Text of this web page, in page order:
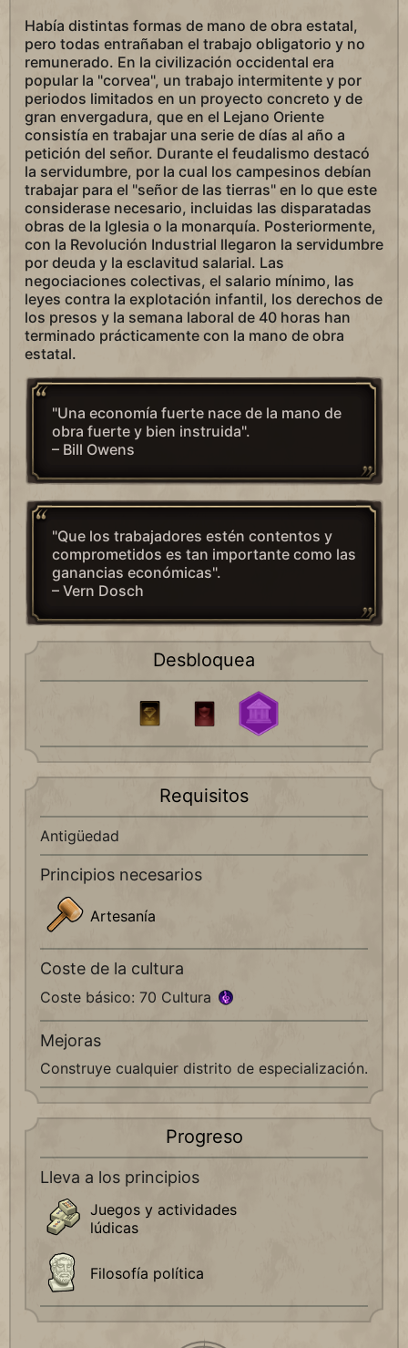
Había distintas formas de mano de obra estatal,
pero todas entrañaban el trabajo obligatorio y no
remunerado. En la civilización occidental era
popular la "corvea", un trabajo intermitente y por
periodos limitados en un proyecto concreto y de
gran envergadura, que en el Lejano Oriente
consistía en trabajar una serie de días al año a
petición del señor. Durante el feudalismo destacó
la servidumbre, por la cual los campesinos debían
trabajar para el "señor de las tierras" en lo que este
considerase necesario, incluidas las disparatadas
obras de la Iglesia o la monarquía. Posteriormente,
con la Revolución Industrial llegaron la servidumbre
por deuda y la esclavitud salarial. Las
negociaciones colectivas, el salario mínimo, las
leyes contra la explotación infantil, los derechos de
los presos y la semana laboral de 40 horas han
terminado prácticamente con la mano de obra
estatal.
"Una economía fuerte nace de la mano de
obra fuerte y bien instruida".
– Bill Owens
"Que los trabajadores estén contentos y
comprometidos es tan importante como las
ganancias económicas".
– Vern Dosch
Desbloquea
Requisitos
Antigüedad
Principios necesarios
Artesanía
Coste de la cultura
Coste básico: 70 Cultura
Mejoras
Construye cualquier distrito de especialización.
Progreso
Lleva a los principios
Juegos y actividades
lúdicas
Filosofía política